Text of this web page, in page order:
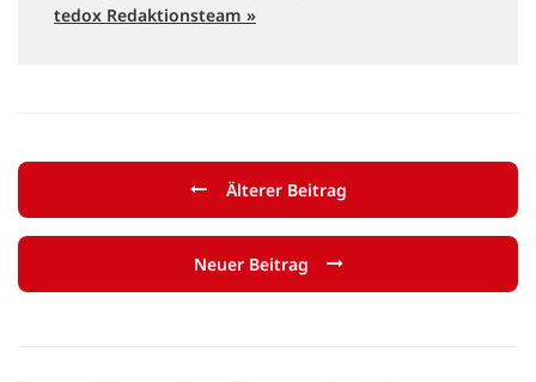
tedox Redaktionsteam »
Älterer Beitrag
Neuer Beitrag